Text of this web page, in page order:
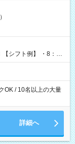
OK / 10名以上の大量
詳細へ